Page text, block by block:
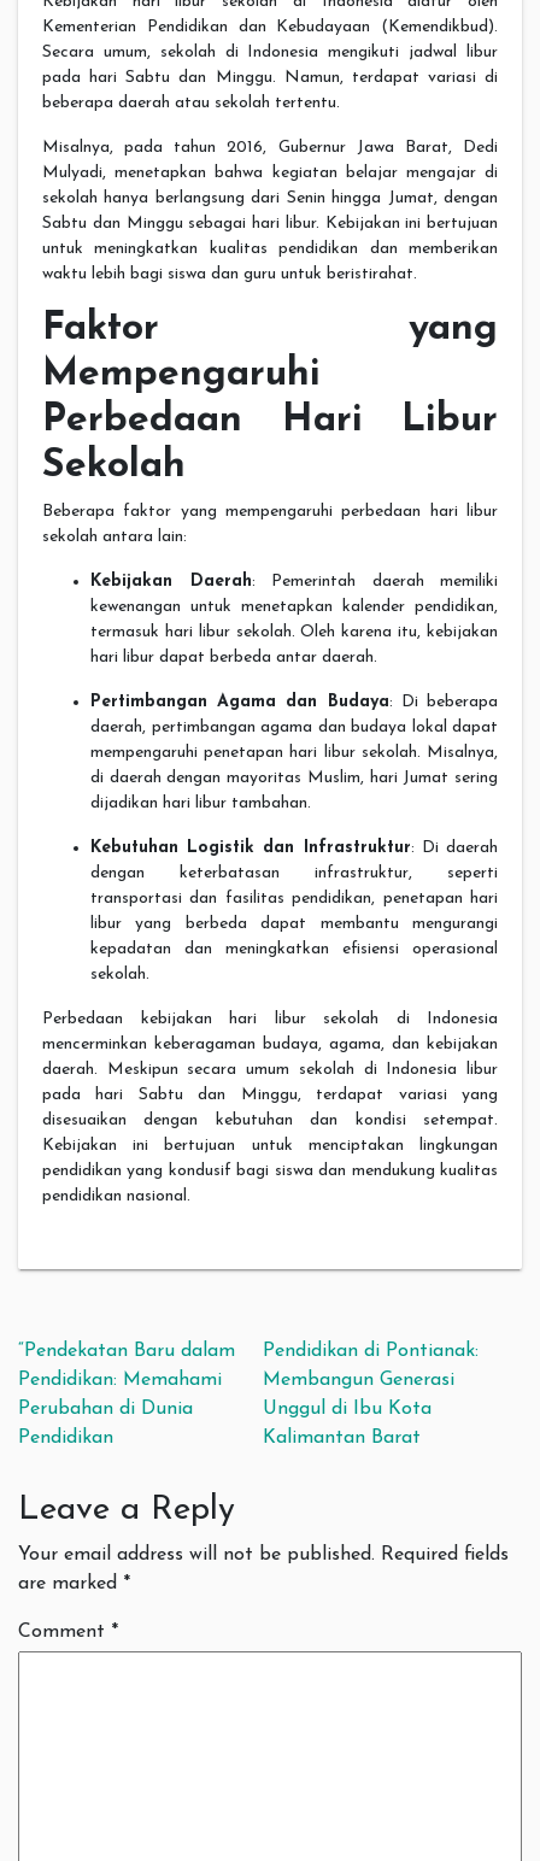
Kementerian Pendidikan dan Kebudayaan (Kemendikbud).
Secara umum, sekolah di Indonesia mengikuti jadwal libur
pada hari Sabtu dan Minggu. Namun, terdapat variasi di
beberapa daerah atau sekolah tertentu.
Misalnya, pada tahun 2016, Gubernur Jawa Barat, Dedi
Mulyadi, menetapkan bahwa kegiatan belajar mengajar di
sekolah hanya berlangsung dari Senin hingga Jumat, dengan
Sabtu dan Minggu sebagai hari libur. Kebijakan ini bertujuan
untuk meningkatkan kualitas pendidikan dan memberikan
waktu lebih bagi siswa dan guru untuk beristirahat.
Faktor yang
Mempengaruhi
Perbedaan Hari Libur
Sekolah
Beberapa faktor yang mempengaruhi perbedaan hari libur
sekolah antara lain:
Kebijakan Daerah: Pemerintah daerah memiliki
kewenangan untuk menetapkan kalender pendidikan,
termasuk hari libur sekolah. Oleh karena itu, kebijakan
hari libur dapat berbeda antar daerah.
Pertimbangan Agama dan Budaya: Di beberapa
daerah, pertimbangan agama dan budaya lokal dapat
mempengaruhi penetapan hari libur sekolah. Misalnya,
di daerah dengan mayoritas Muslim, hari Jumat sering
dijadikan hari libur tambahan.
Kebutuhan Logistik dan Infrastruktur: Di daerah
dengan keterbatasan infrastruktur, seperti
transportasi dan fasilitas pendidikan, penetapan hari
libur yang berbeda dapat membantu mengurangi
kepadatan dan meningkatkan efisiensi operasional
sekolah.
Perbedaan kebijakan hari libur sekolah di Indonesia
mencerminkan keberagaman budaya, agama, dan kebijakan
daerah. Meskipun secara umum sekolah di Indonesia libur
pada hari Sabtu dan Minggu, terdapat variasi yang
disesuaikan dengan kebutuhan dan kondisi setempat.
Kebijakan ini bertujuan untuk menciptakan lingkungan
pendidikan yang kondusif bagi siswa dan mendukung kualitas
pendidikan nasional.
Post navigation
“Pendekatan Baru dalam
Pendidikan: Memahami
Perubahan di Dunia
Pendidikan
Pendidikan di Pontianak:
Membangun Generasi
Unggul di Ibu Kota
Kalimantan Barat
Leave a Reply
Your email address will not be published. Required fields
are marked *
Comment *